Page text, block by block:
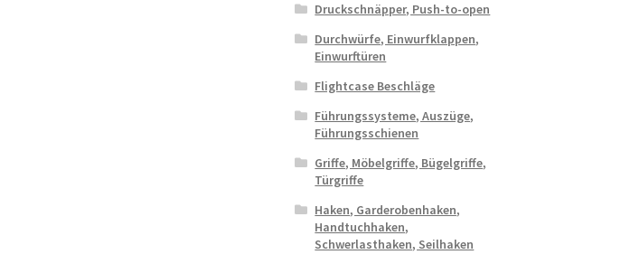
Druckschnäpper, Push-to-open
Durchwürfe, Einwurfklappen,
Einwurftüren
Flightcase Beschläge
Führungssysteme, Auszüge,
Führungsschienen
Griffe, Möbelgriffe, Bügelgriffe,
Türgriffe
Haken, Garderobenhaken,
Handtuchhaken,
Schwerlasthaken, Seilhaken